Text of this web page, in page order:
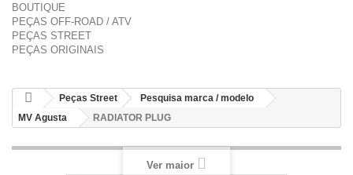
BOUTIQUE
PEÇAS OFF-ROAD / ATV
PEÇAS STREET
PEÇAS ORIGINAIS
Peças Street
Pesquisa marca / modelo
MV Agusta
RADIATOR PLUG
Ver maior